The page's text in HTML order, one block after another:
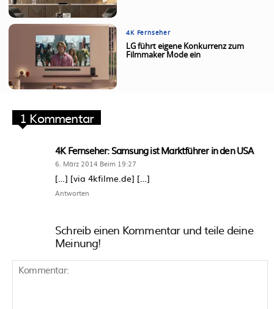
4K Fernseher
LG führt eigene Konkurrenz zum
Filmmaker Mode ein
1 Kommentar
4K Fernseher: Samsung ist Marktführer in den USA
6. März 2014 Beim 19:27
[…] [via 4kfilme.de] […]
Antworten
Schreib einen Kommentar und teile deine
Meinung!